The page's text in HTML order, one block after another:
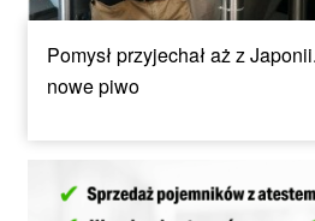
Pomysł przyjechał aż z
nowe piwo